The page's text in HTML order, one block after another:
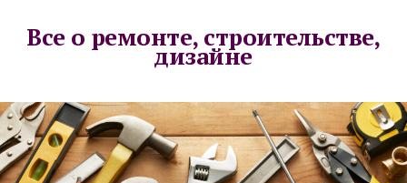
Все о ремонте, строительстве,
дизайне